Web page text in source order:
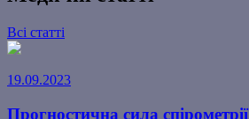
Всі статті
19.09.2023
Прогностична сила спірометрії